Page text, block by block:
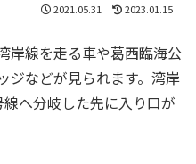
2021.05.31 2023.01.15
岸線を走る車や葛西臨海公
ジなどが見られます。湾岸
へ分岐した先に入り口が